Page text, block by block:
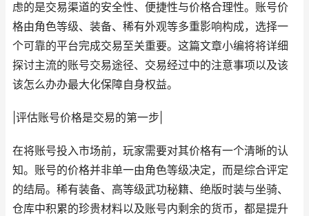
虑的是交易渠道的安全性、便捷性与价格合理性。账号价
格由角色等级、装备、稀有外观等多重影响构成，选择一
个可靠的平台完成交易至关重要。这篇文章小编将将详细
探讨主流的账号交易途径、交易经过中的注意事项以及该
该怎么办办最大化保障自身权益。
|评估账号价格是交易的第一步|
在将账号投入市场前，玩家需要对其价格有一个清晰的认
知。账号的价格并非单一由角色等级决定，而是综合评定
的结局。稀有装备、高等级武功秘籍、绝版时装与坐骑、
仓库中积累的珍贵材料以及账号内剩余的货币，都是提升